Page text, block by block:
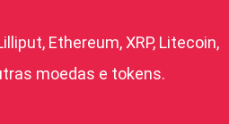
Ethereum, XRP, Litecoin,
moedas e tokens.